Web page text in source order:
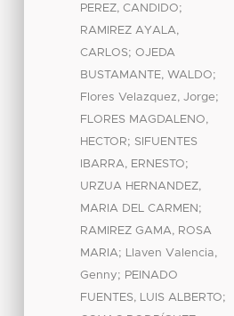
PEREZ, CANDIDO;
RAMIREZ AYALA,
CARLOS;OJEDA
BUSTAMANTE, WALDO;
Flores Velazquez, Jorge;
FLORES MAGDALENO,
HECTOR; SIFUENTES
IBARRA, ERNESTO;
URZUA HERNANDEZ,
MARIA DEL CARMEN ;
RAMIREZ GAMA, ROSA
MARIA;
Llaven Valencia,
Genny; PEINADO
FUENTES, LUIS ALBERTO;